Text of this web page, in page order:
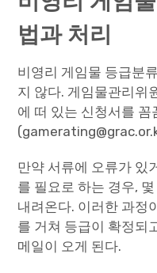
법과 처리
비영리 게임물 등급분
지 않다. 게임물관리위
에 떠 있는 신청서를 꼼
만약 서류에 오류가 있
를 필요로 하는 경우,
내려온다. 이러한 과정
를 거쳐 등급이 확정되
메일이 오게 된다.